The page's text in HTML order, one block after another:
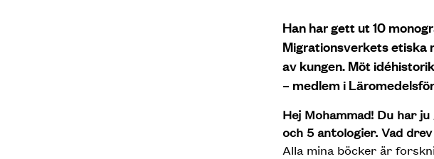
Han har gett ut 10
Migrationsverkets etiska
av kungen. Möt
– medlem i
Hej Mohammad! Du har
och 5 antologier. Vad
Alla mina böcker är